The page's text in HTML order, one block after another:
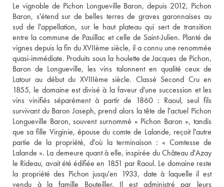
Le vignoble de Pichon Longueville Baron, depuis 2012, Pichon
Baron, s'étend sur de belles terres de graves garonnaises au
sud de l'appellation, sur le haut plateau qui sert de transition
entre la commune de Pauillac et celle de Saint-Julien. Planté de
vignes depuis la fin du XVIIème siècle, il a connu une renommée
quasi-immédiate. Produits sous la houlette de Jacques de Pichon,
Baron de Longueville, les vins talonnent en qualité ceux de
Latour au début du XVIIIème siècle. Classé Second Cru en
1855, le domaine est divisé à la faveur d'une succession et les
vins vinifiés séparément à partir de 1860 : Raoul, seul fils
survivant du Baron Joseph, prend alors la tête de l'actuel Pichon
Longueville Baron, souvent surnommé « Pichon Baron », tandis
que sa fille Virginie, épouse du comte de Lalande, reçoit l'autre
partie de la propriété, d'où la terminaison : « Comtesse de
Lalande ». La demeure quant à elle, inspirée du Château d'Azay
le Rideau, avait été édifiée en 1851 par Raoul. Le domaine reste
la propriété des Pichon jusqu'en 1933, date à laquelle il est
vendu à la famille Bouteiller. Il est administré par leurs